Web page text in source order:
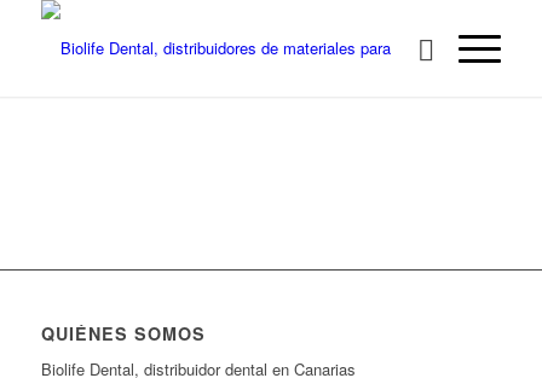
QUIÉNES SOMOS
Biolife Dental, distribuidor dental en Canarias